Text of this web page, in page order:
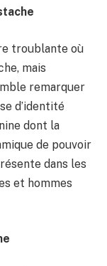
troublante où
mais
remarquer
d’identité
dont la
de pouvoir
dans les
et hommes